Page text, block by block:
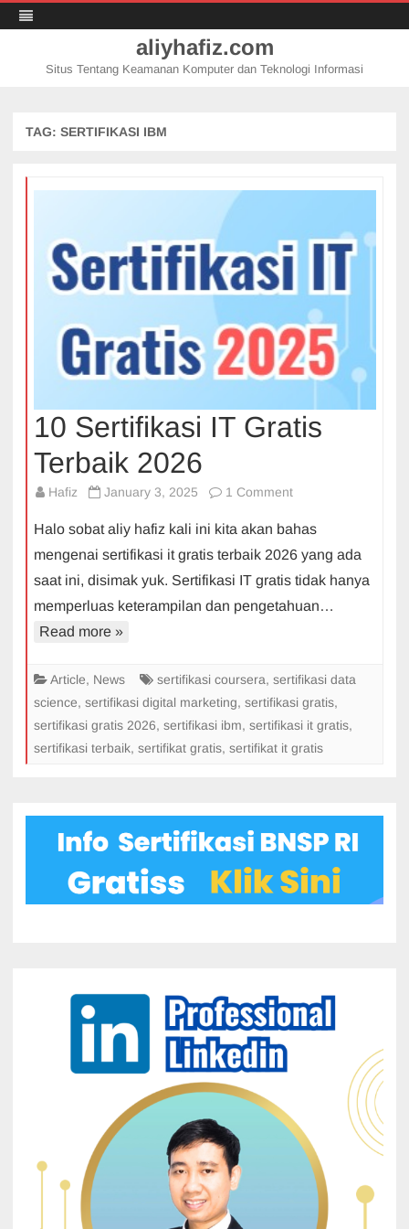
aliyhafiz.com
Situs Tentang Keamanan Komputer dan Teknologi Informasi
TAG: SERTIFIKASI IBM
10 Sertifikasi IT Gratis
Terbaik 2026
Hafiz January 3, 2025 1 Commenton
Sertifikasi
IT
Gratis
Terbaik
Halo sobat aliy hafiz kali ini kita akan bahas
mengenai sertifikasi it gratis terbaik 2026 yang ada
saat ini, disimak yuk. Sertifikasi IT gratis tidak hanya
memperluas keterampilan dan pengetahuan…
Read more »
Article, News sertifikasi coursera, sertifikasi data
science, sertifikasi digital marketing, sertifikasi gratis,
sertifikasi gratis 2026, sertifikasi ibm, sertifikasi it gratis,
sertifikasi terbaik, sertifikat gratis, sertifikat it gratis